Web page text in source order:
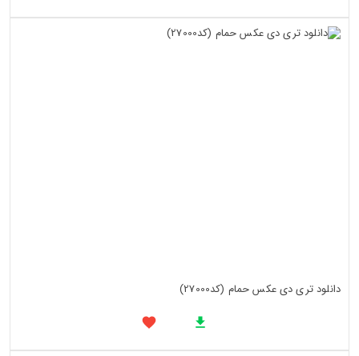
دانلود تری دی عکس حمام (کد27000)